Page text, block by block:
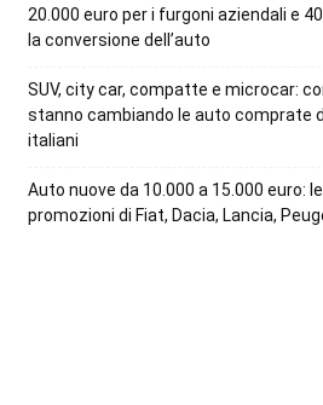
20.000 euro per i furgoni aziendali e
la conversione dell’auto
SUV, city car, compatte e microcar:
stanno cambiando le auto comprate
italiani
Auto nuove da 10.000 a 15.000 euro: le
promozioni di Fiat, Dacia, Lancia,